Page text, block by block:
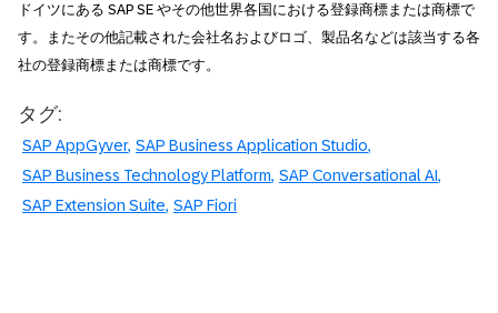
ドイツにある SAP SE やその他世界各国における登録商標または商標で
す。またその他記載された会社名およびロゴ、製品名などは該当する各
社の登録商標または商標です。
タグ:
SAP AppGyver SAP Business Application Studio
SAP Business Technology Platform SAP Conversational AI
SAP Extension Suite SAP Fiori